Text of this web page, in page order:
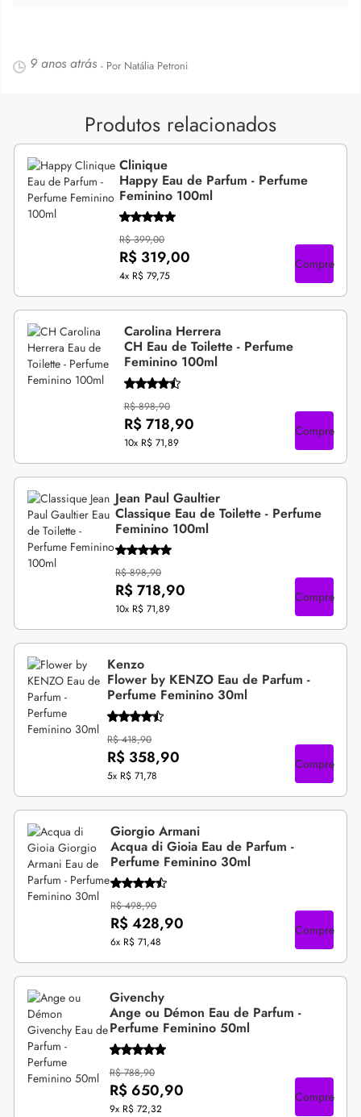
9 anos atrás - Por Natália Petroni
Produtos relacionados
Clinique
Happy Eau de Parfum - Perfume
Feminino 100ml
R$ 399,00
R$ 319,00
4x R$ 79,75
Compre
Carolina Herrera
CH Eau de Toilette - Perfume
Feminino 100ml
R$ 898,90
R$ 718,90
10x R$ 71,89
Compre
Jean Paul Gaultier
Classique Eau de Toilette - Perfume
Feminino 100ml
R$ 898,90
R$ 718,90
10x R$ 71,89
Compre
Kenzo
Flower by KENZO Eau de Parfum -
Perfume Feminino 30ml
R$ 418,90
R$ 358,90
5x R$ 71,78
Compre
Giorgio Armani
Acqua di Gioia Eau de Parfum -
Perfume Feminino 30ml
R$ 498,90
R$ 428,90
6x R$ 71,48
Compre
Givenchy
Ange ou Démon Eau de Parfum -
Perfume Feminino 50ml
R$ 788,90
R$ 650,90
9x R$ 72,32
Compre